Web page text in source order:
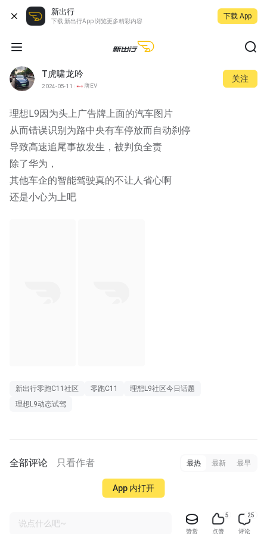
新出行
下载 新出行App 浏览更多精彩内容
下载 App
T虎啸龙吟
2024-05-11 唐EV
关注
理想L9因为头上广告牌上面的汽车图片
从而错误识别为路中央有车停放而自动刹停
导致高速追尾事故发生，被判负全责
除了华为，
其他车企的智能驾驶真的不让人省心啊
还是小心为上吧
新出行零跑C11社区 零跑C11
理想L9社区今日话题
理想L9动态试驾
全部评论 只看作者 最热 最新 最早
说点什么吧~
赞赏
5
点赞
25
评论
App 内打开